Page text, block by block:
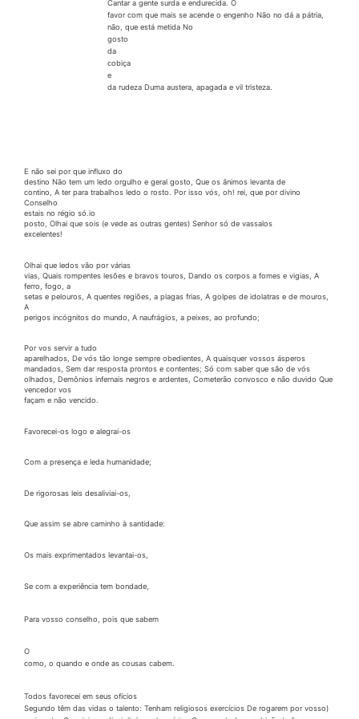
Cantar a gente surda e endurecida. O
favorcom que mais se acende o engenho Não no dá a pátria,
não, que está metida No
gosto
da
cobiça
e
da rudeza Duma austera, apagada e vil tristeza.
E não sei por que influxo do
destino Não tem um ledo orgulho e geral gosto, Que os ânimos levanta de
contino, A ter para trabalhos ledo o rosto. Por isso vós, oh! rei, que por divino
Conselho
estais no régio só.io
posto, Olhai que sois (e vede as outras gentes) Senhor só de vassalos
excelentes!
Olhai que ledos vão por várias
vias, Quais rompentes lesões e bravos touros, Dando os corpos a fomes e vigias, A
ferro, fogo, a
setas e pelouros, A quentes regiões, a plagas frias, A golpes de idolatras e de mouros,
A
perigos incógnitos do mundo, A naufrágios, a peixes, ao profundo;
Por vos servir a tudo
aparelhados, De vós tão longe sempre obedientes, A quaisquer vossos ásperos
mandados, Sem dar resposta prontos e contentes; Só com saber que são de vós
olhados, Demônios infernais negros e ardentes, Cometerão convosco e não duvido Que
vencedor vos
façam e não vencido.
Favorecei-os logo e alegrai-os
Com a presença e leda humanidade;
De rigorosas leis desaliviai-os,
Que assim se abre caminho à santidade:
Os mais exprimentados levantai-os,
Se com a experiência tem bondade,
Para vosso conselho, pois que sabem
O
como, o quando e onde as cousas cabem.
Todos favorecei em seus ofícios
Segundo têm das vidas o talento: Tenham religiosos exercícios De rogarem por vosso)